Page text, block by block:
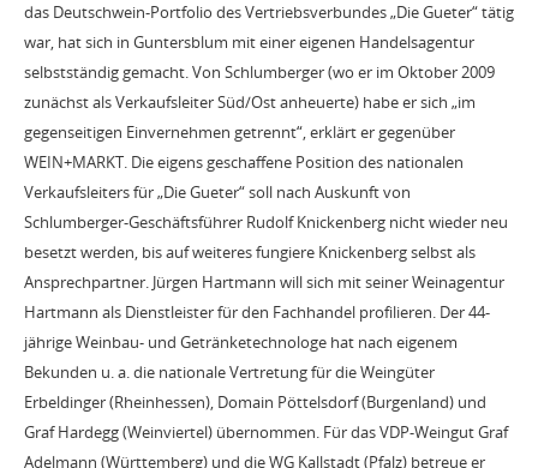
das Deutschwein-Portfolio des Vertriebsverbundes „Die Gueter“ tätig
war, hat sich in Guntersblum mit einer eigenen Handelsagentur
selbstständig gemacht. Von Schlumberger (wo er im Oktober 2009
zunächst als Verkaufsleiter Süd/Ost anheuerte) habe er sich „im
gegenseitigen Einvernehmen getrennt“, erklärt er gegenüber
WEIN+MARKT. Die eigens geschaffene Position des nationalen
Verkaufsleiters für „Die Gueter“ soll nach Auskunft von
Schlumberger-Geschäftsführer Rudolf Knickenberg nicht wieder neu
besetzt werden, bis auf weiteres fungiere Knickenberg selbst als
Ansprechpartner. Jürgen Hartmann will sich mit seiner Weinagentur
Hartmann als Dienstleister für den Fachhandel profilieren. Der 44-
jährige Weinbau- und Getränketechnologe hat nach eigenem
Bekunden u. a. die nationale Vertretung für die Weingüter
Erbeldinger (Rheinhessen), Domain Pöttelsdorf (Burgenland) und
Graf Hardegg (Weinviertel) übernommen. Für das VDP-Weingut Graf
Adelmann (Württemberg) und die WG Kallstadt (Pfalz) betreue er